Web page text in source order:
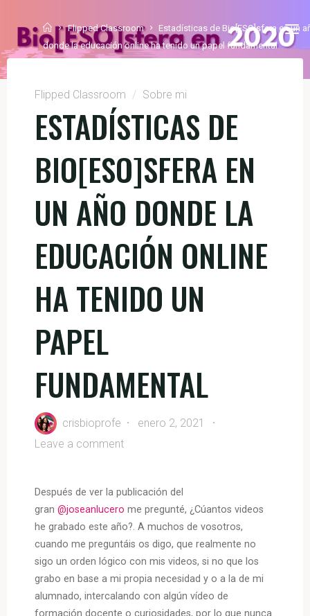
Flipped Classroom
Estadísticas de Bio[ESO]sfera en un
donde la educación online ha tenido un papel fundamental
Flipped Classroom / Sobre mi
ESTADÍSTICAS DE
BIO[ESO]SFERA EN
UN AÑO DONDE LA
EDUCACIÓN ONLINE
HA TENIDO UN
PAPEL
FUNDAMENTAL
crisbioprofe
enero 2, 2021
Leave a comment
Después de ver la publicación del
gran @joseanlucero me pregunté, ¿Cúantos videos
he grabado este año?. A muchos de vosotros,
cuando me preguntáis os digo, que realmente no
sigo un orden lógico con mis videos, si no que los
grabo en base a mi propia necesidad y o a la de mi
alumnado, intercalando con algún vídeo de